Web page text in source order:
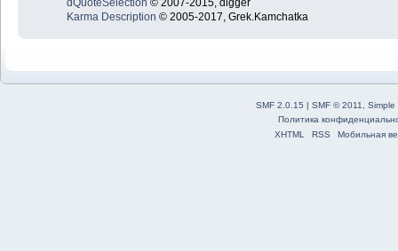
Karma Description © 2005-2017, Grek.Kamchatka
SMF 2.0.15 | SMF © 2011
Simple
Политика
XHTML
RSS Мобильная